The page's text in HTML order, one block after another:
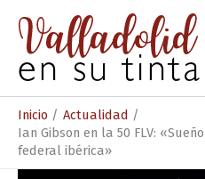
contenido
Inicio
Actualidad
Ian Gibson en la 50 FLV:
federal ibérica»